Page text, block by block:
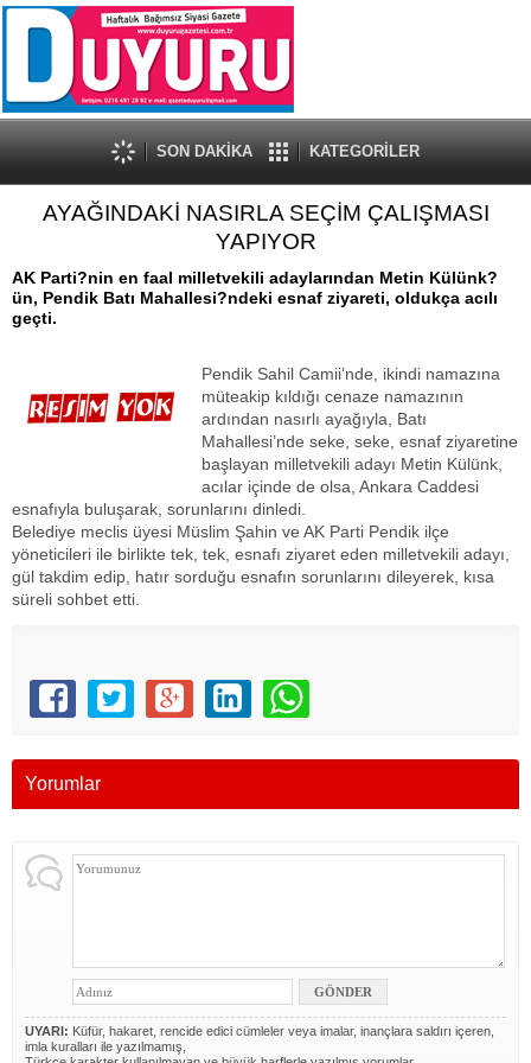
SON DAKİKA KATEGORİLER
AYAĞINDAKİ NASIRLA SEÇİM ÇALIŞMASI
YAPIYOR
AK Parti?nin en faal milletvekili adaylarından Metin Külünk?
ün, Pendik Batı Mahallesi?ndeki esnaf ziyareti, oldukça acılı
geçti.
Pendik Sahil Camii’nde, ikindi namazına
müteakip kıldığı cenaze namazının
ardından nasırlı ayağıyla, Batı
Mahallesi’nde seke, seke, esnaf ziyaretine
başlayan milletvekili adayı Metin Külünk,
acılar içinde de olsa, Ankara Caddesi
esnafıyla buluşarak, sorunlarını dinledi.
Belediye meclis üyesi Müslim Şahin ve AK Parti Pendik ilçe
yöneticileri ile birlikte tek, tek, esnafı ziyaret eden milletvekili adayı,
gül takdim edip, hatır sorduğu esnafın sorunlarını dileyerek, kısa
süreli sohbet etti.
Yorumlar
UYARI: Küfür, hakaret, rencide edici cümleler veya imalar, inançlara saldırı içeren,
imla kuralları ile yazılmamış,